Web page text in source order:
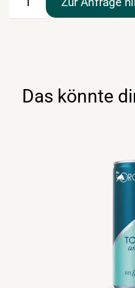
Das könnte